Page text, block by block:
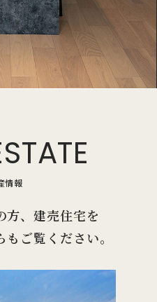
情報
方、建売住宅を
ご覧ください。